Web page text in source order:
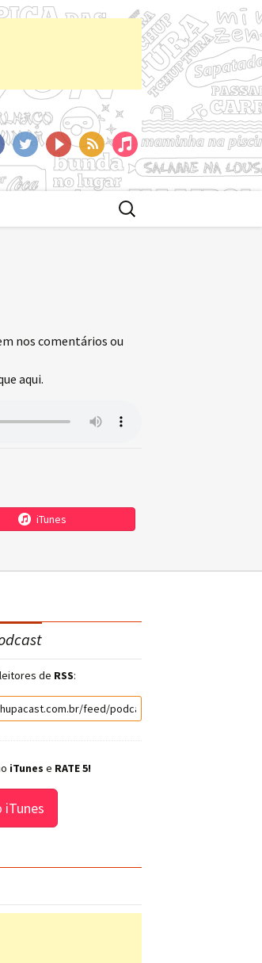
FacebookTwitterYoutTubeRSS iTunes
Buscar
por:
nos comentários ou
aqui.
iTunes
de RSS:
iTunes e RATE 5!
iTunes